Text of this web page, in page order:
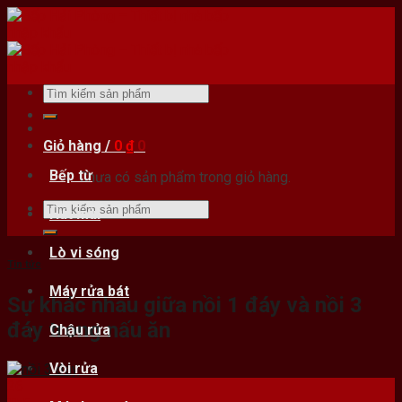
Skip
content
Bếp từ
Hút mùi
Lò vi sóng
Máy rửa bát
Chậu rửa
Vòi rửa
Tìm
kiếm:
Giỏ hàng / 0 ₫ 0
Chưa có sản phẩm trong giỏ hàng.
Tìm
kiếm:
Tin tức
Sự khác nhau giữa nồi 1 đáy và nồi 3
đáy trong nấu ăn